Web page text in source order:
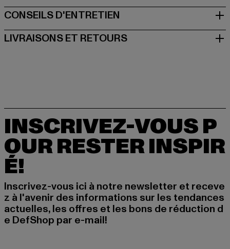
CONSEILS D'ENTRETIEN
LIVRAISONS ET RETOURS
INSCRIVEZ-VOUS P
OUR RESTER INSPIR
É!
Inscrivez-vous ici à notre newsletter et receve
z à l'avenir des informations sur les tendances
actuelles, les offres et les bons de réduction d
e DefShop par e-mail!